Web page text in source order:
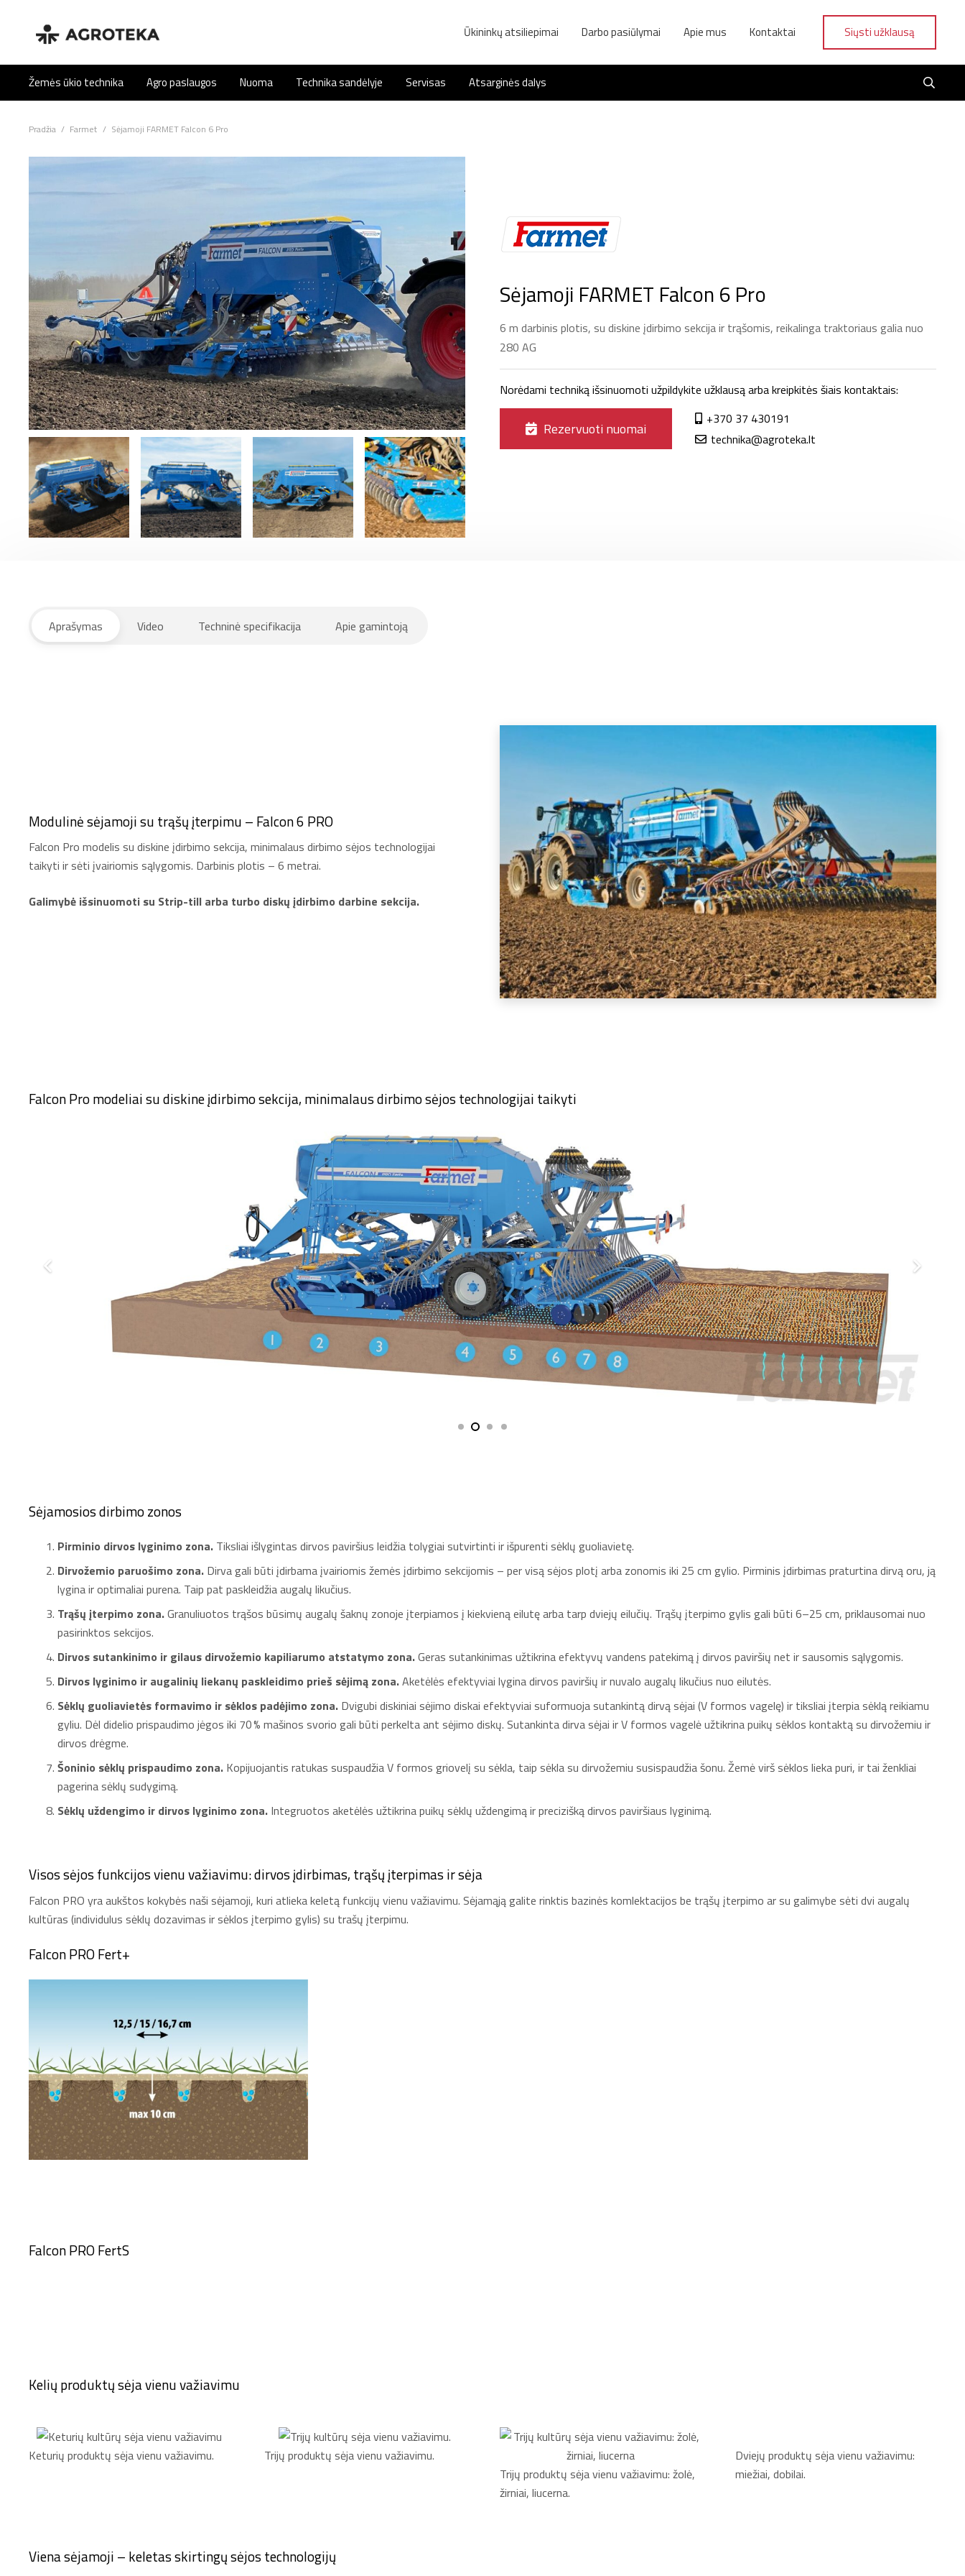
Ūkininkų atsiliepimai Darbo pasiūlymai Apie mus Kontaktai Siųsti užklausą
Žemės ūkio technika Agro paslaugos Nuoma Technika sandėlyje Servisas Atsarginės dalys
Pradžia / Farmet / Sėjamoji FARMET Falcon 6 Pro
Sėjamoji FARMET Falcon 6 Pro
6 m darbinis plotis, su diskine įdirbimo sekcija ir trąšomis, reikalinga traktoriaus galia nuo
280 AG
Norėdami techniką išsinuomoti užpildykite užklausą arba kreipkitės šiais kontaktais:
Rezervuoti nuomai
+370 37 430191
technika@agroteka.lt
Aprašymas Video Techninė specifikacija Apie gamintoją
Modulinė sėjamoji su trąšų įterpimu – Falcon 6 PRO
Falcon Pro modelis su diskine įdirbimo sekcija, minimalaus dirbimo sėjos technologijai
taikyti ir sėti įvairiomis sąlygomis. Darbinis plotis – 6 metrai.
Galimybė išsinuomoti su Strip-till arba turbo diskų įdirbimo darbine sekcija.
Falcon Pro modeliai su diskine įdirbimo sekcija, minimalaus dirbimo sėjos technologijai taikyti
Sėjamosios dirbimo zonos
Pirminio dirvos lyginimo zona. Tiksliai išlygintas dirvos paviršius leidžia tolygiai sutvirtinti ir išpurenti sėklų guoliavietę.
Dirvožemio paruošimo zona. Dirva gali būti įdirbama įvairiomis žemės įdirbimo sekcijomis – per visą sėjos plotį arba zonomis iki 25 cm gylio. Pirminis įdirbimas praturtina dirvą oru, ją
lygina ir optimaliai purena. Taip pat paskleidžia augalų likučius.
Trąšų įterpimo zona.Granuliuotos trąšos būsimų augalų šaknų zonoje įterpiamos į kiekvieną eilutę arba tarp dviejų eilučių. Trąšų įterpimo gylis gali būti 6–25 cm, priklausomai nuo
pasirinktos sekcijos.
Dirvos sutankinimo ir gilaus dirvožemio kapiliarumo atstatymo zona.Geras sutankinimas užtikrina efektyvų vandens patekimą į dirvos paviršių net ir sausomis sąlygomis.
Dirvos lyginimo ir augalinių liekanų paskleidimo prieš sėjimą zona.Aketėlės efektyviai lygina dirvos paviršių ir nuvalo augalų likučius nuo eilutės.
Sėklų guoliavietės formavimo ir sėklos padėjimo zona. Dvigubi diskiniai sėjimo diskai efektyviai suformuoja sutankintą dirvą sėjai (V formos vagelę) ir tiksliai įterpia sėklą reikiamu
gyliu. Dėl didelio prispaudimo jėgos iki 70 % mašinos svorio gali būti perkelta ant sėjimo diskų. Sutankinta dirva sėjai ir V formos vagelė užtikrina puikų sėklos kontaktą su dirvožemiu ir
dirvos drėgme.
Šoninio sėklų prispaudimo zona. Kopijuojantis ratukas suspaudžia V formos griovelį su sėkla, taip sėkla su dirvožemiu susispaudžia šonu. Žemė virš sėklos lieka puri, ir tai ženkliai
pagerina sėklų sudygimą.
Sėklų uždengimo ir dirvos lyginimo zona. Integruotos aketėlės užtikrina puikų sėklų uždengimą ir precizišką dirvos paviršiaus lyginimą.
Visos sėjos funkcijos vienu važiavimu: dirvos įdirbimas, trąšų įterpimas ir sėja
Falcon PRO yra aukštos kokybės naši sėjamoji, kuri atlieka keletą funkcijų vienu važiavimu. Sėjamąją galite rinktis bazinės komlektacijos be trąšų įterpimo ar su galimybe sėti dvi augalų
kultūras (individulus sėklų dozavimas ir sėklos įterpimo gylis) su trašų įterpimu.
Falcon PRO Fert+
Falcon PRO FertS
Kelių produktų sėja vienu važiavimu
Keturių produktų sėja vienu važiavimu.
Trijų produktų sėja vienu važiavimu.
Trijų produktų sėja vienu važiavimu: žolė,
žirniai, liucerna.
Dviejų produktų sėja vienu važiavimu:
miežiai, dobilai.
Viena sėjamoji – keletas skirtingų sėjos technologijų